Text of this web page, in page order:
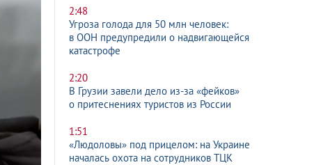
2:48
Угроза голода для 50 млн человек:
в ООН предупредили о надвигающейся
катастрофе
2:20
В Грузии завели дело из-за «фейков»
о притеснениях туристов из России
1:51
«Людоловы» под прицелом: на Украине
началась охота на сотрудников ТЦК